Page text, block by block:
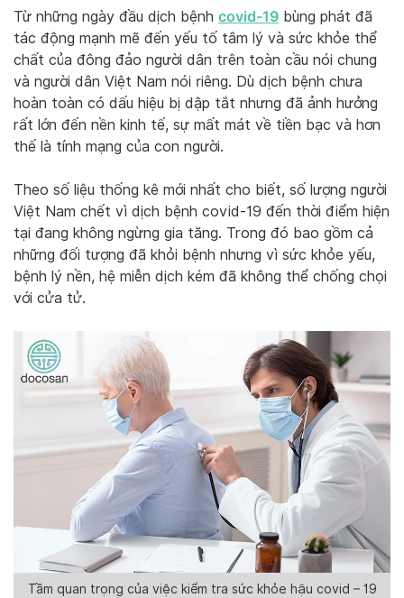
Từ những ngày đầu dịch bệnh covid-19 bùng phát đã
tác động mạnh mẽ đến yếu tố tâm lý và sức khỏe thể
chất của đông đảo người dân trên toàn cầu nói chung
và người dân Việt Nam nói riêng. Dù dịch bệnh chưa
hoàn toàn có dấu hiệu bị dập tắt nhưng đã ảnh hưởng
rất lớn đến nền kinh tế, sự mất mát về tiền bạc và hơn
thế là tính mạng của con người.
Theo số liệu thống kê mới nhất cho biết, số lượng người
Việt Nam chết vì dịch bệnh covid-19 đến thời điểm hiện
tại đang không ngừng gia tăng. Trong đó bao gồm cả
những đối tượng đã khỏi bệnh nhưng vì sức khỏe yếu,
bệnh lý nền, hệ miễn dịch kém đã không thể chống chọi
với cửa tử.
Tầm quan trọng của việc kiểm tra sức khỏe hậu covid – 19